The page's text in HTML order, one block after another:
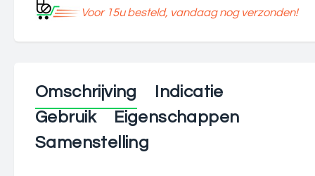
Voor 15u besteld, vandaag nog verzonden!
Omschrijving
Indicatie
Gebruik
Eigenschappen
Samenstelling